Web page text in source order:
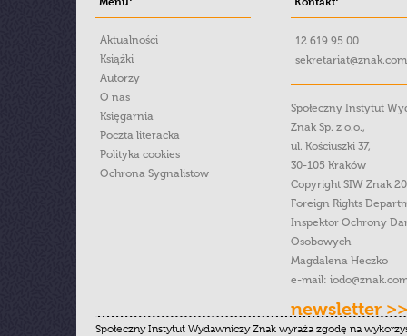
Aktualności
Książki
Autorzy
O nas
Księgarnia
Poczta literacka
Polityka cookies
Ochrona Sygnalistow
12 619 95 00
Społeczny Instytut
Znak Sp. z o.o.,
ul. Kościuszki 37,
30-105 Kraków
Copyright SIW Znak
Foreign Rights
Inspektor Ochrony
Osobowych
Magdalena Heczko
e-mail:
newsletter >>
Społeczny Instytut Wydawniczy Znak wyraża zgodę na